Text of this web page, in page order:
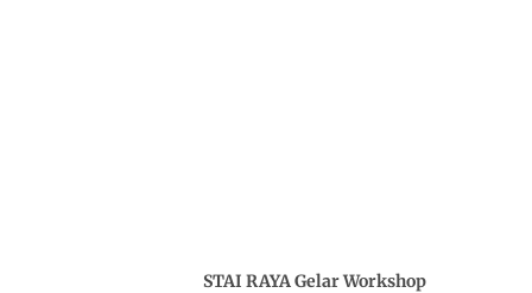
STAI RAYA Gelar Workshop